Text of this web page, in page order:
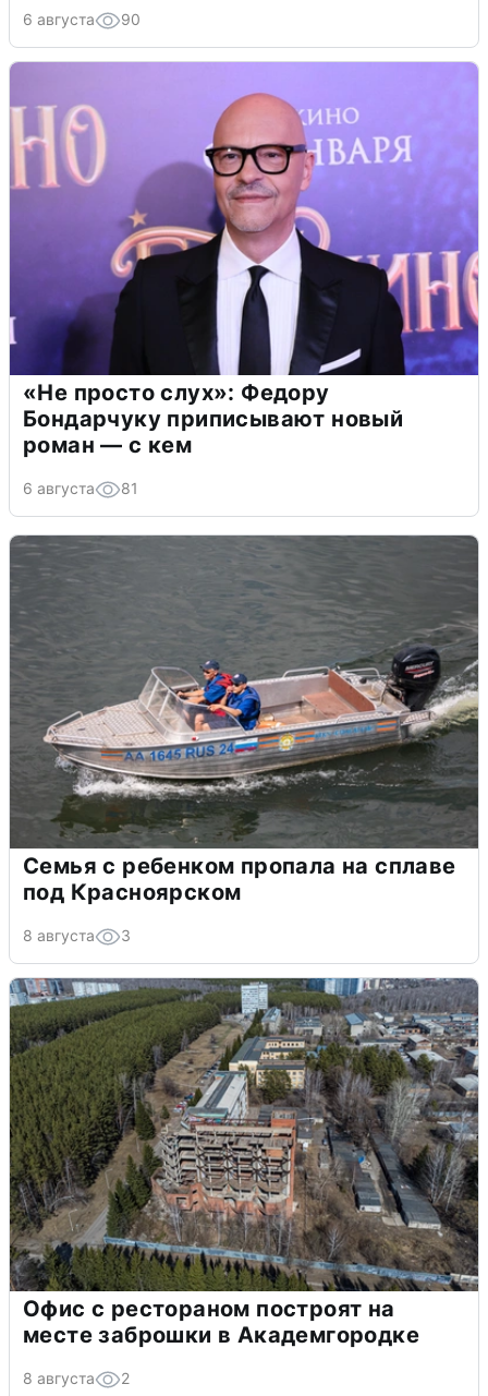
6 августа 90
«Не просто слух»: Федору
Бондарчуку приписывают новый
роман — с кем
6 августа 81
Семья с ребенком пропала на сплаве
под Красноярском
8 августа 3
Офис с рестораном построят на
месте заброшки в Академгородке
8 августа 2